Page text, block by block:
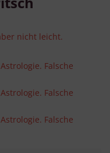
nicht leicht.
Falsche
Falsche
Falsche